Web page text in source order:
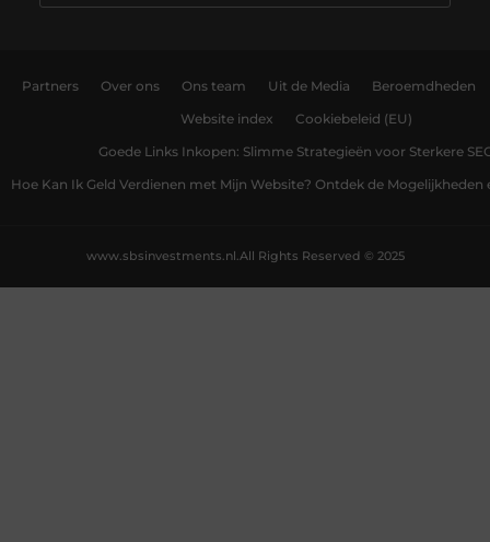
Partners Over ons Ons team Uit de Media Beroemdheden
Website index Cookiebeleid (EU)
Goede Links Inkopen: Slimme Strategieën voor Sterkere
Hoe Kan Ik Geld Verdienen met Mijn Website? Ontdek de Mogelijkheden
All Rights Reserved © 2025
www.sbsinvestments.nl.